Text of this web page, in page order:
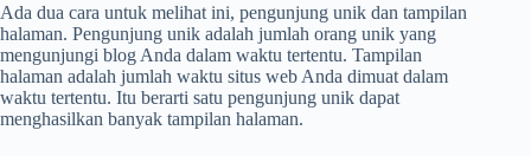
Ada dua cara untuk melihat ini, pengunjung unik dan tampilan
halaman. Pengunjung unik adalah jumlah orang unik yang
mengunjungi blog Anda dalam waktu tertentu. Tampilan
halaman adalah jumlah waktu situs web Anda dimuat dalam
waktu tertentu. Itu berarti satu pengunjung unik dapat
menghasilkan banyak tampilan halaman.